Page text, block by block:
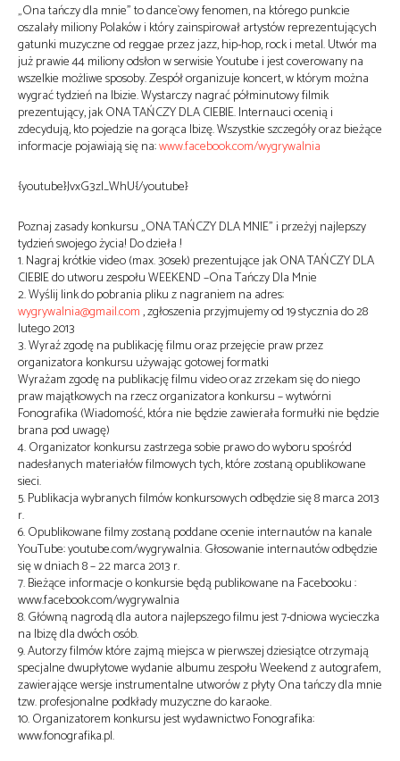
„Ona tańczy dla mnie” to dance`owy fenomen, na którego punkcie
oszalały miliony Polaków i który zainspirował artystów reprezentujących
gatunki muzyczne od reggae przez jazz, hip-hop, rock i metal. Utwór ma
już prawie 44 miliony odsłon w serwisie Youtube i jest coverowany na
wszelkie możliwe sposoby. Zespół organizuje koncert, w którym można
wygrać tydzień na Ibizie. Wystarczy nagrać półminutowy filmik
prezentujący, jak ONA TAŃCZY DLA CIEBIE. Internauci ocenią i
zdecydują, kto pojedzie na gorąca Ibizę. Wszystkie szczegóły oraz bieżące
informacje pojawiają się na:www.facebook.com/wygrywalnia
{youtube}JvxG3zl_WhU{/youtube}
Poznaj zasady konkursu „ONA TAŃCZY DLA MNIE” i przeżyj najlepszy
tydzień swojego życia! Do dzieła !
1. Nagraj krótkie video (max. 30sek) prezentujące jak ONA TAŃCZY DLA
CIEBIE do utworu zespołu WEEKEND –Ona Tańczy Dla Mnie
2. Wyślij link do pobrania pliku z nagraniem na adres:
wygrywalnia@gmail.com, zgłoszenia przyjmujemy od 19 stycznia do 28
lutego 2013
3. Wyraź zgodę na publikację filmu oraz przejęcie praw przez
organizatora konkursu używając gotowej formatki
Wyrażam zgodę na publikację filmu video oraz zrzekam się do niego
praw majątkowych na rzecz organizatora konkursu – wytwórni
Fonografika (Wiadomość, która nie będzie zawierała formułki nie będzie
brana pod uwagę)
4. Organizator konkursu zastrzega sobie prawo do wyboru spośród
nadesłanych materiałów filmowych tych, które zostaną opublikowane
sieci.
5. Publikacja wybranych filmów konkursowych odbędzie się 8 marca 2013
r.
6. Opublikowane filmy zostaną poddane ocenie internautów na kanale
YouTube: youtube.com/wygrywalnia. Głosowanie internautów odbędzie
się w dniach 8 – 22 marca 2013 r.
7. Bieżące informacje o konkursie będą publikowane na Facebooku :
www.facebook.com/wygrywalnia
8. Główną nagrodą dla autora najlepszego filmu jest 7-dniowa wycieczka
na Ibizę dla dwóch osób.
9. Autorzy filmów które zajmą miejsca w pierwszej dziesiątce otrzymają
specjalne dwupłytowe wydanie albumu zespołu Weekend z autografem,
zawierające wersje instrumentalne utworów z płyty Ona tańczy dla mnie
tzw. profesjonalne podkłady muzyczne do karaoke.
10. Organizatorem konkursu jest wydawnictwo Fonografika:
www.fonografika.pl.